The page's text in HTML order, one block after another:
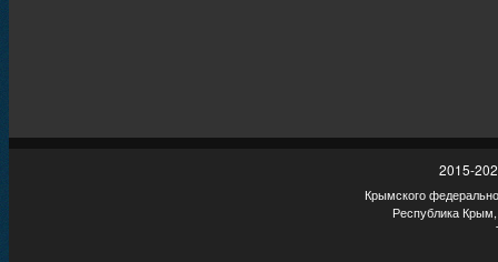
2015-
Крымского
Республика